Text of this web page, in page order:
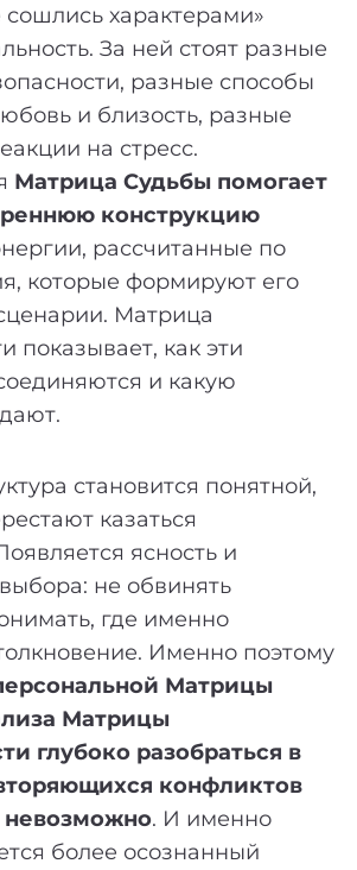
характерами»
За ней стоят разные
разные способы
и близость, разные
на стресс.
Матрица Судьбы помогает
конструкцию
рассчитанные по
которые формируют его
Матрица
показывает, как эти
и какую
становится понятной,
казаться
ясность и
не обвинять
где именно
Именно поэтому
Матрицы
Матрицы
глубоко разобраться в
конфликтов
невозможно. И именно
более осознанный